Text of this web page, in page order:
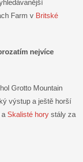
Farm v Britské
nejvíce
Grotto Mountain
výstup a ještě horší
a Skalisté hory stály za